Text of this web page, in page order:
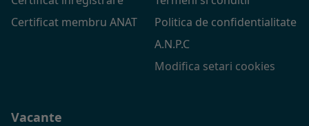
Certificat membru ANAT
Politica de confidentialitate
A.N.P.C
Modifica setari cookies
Vacante